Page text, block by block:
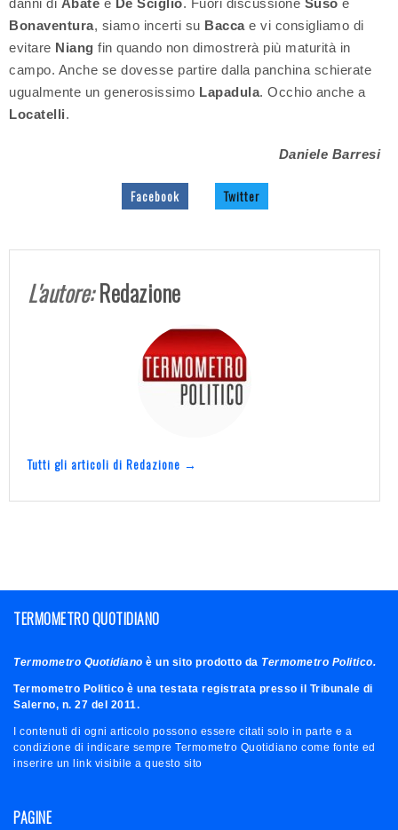
danni di Abate e De Sciglio. Fuori discussione Suso e
Bonaventura, siamo incerti su Baccae vi consigliamo di
evitare Niang fin quando non dimostrerà più maturità in
campo. Anche se dovesse partire dalla panchina schierate
ugualmente un generosissimo Lapadula. Occhio anche a
Locatelli.
Daniele Barresi
Facebook Twitter
L'autore:Redazione
Tutti gli articoli di Redazione →
TERMOMETRO QUOTIDIANO
Termometro Quotidiano è un sito prodotto da Termometro Politico.
Termometro Politico è una testata registrata presso il Tribunale di
Salerno, n. 27 del 2011.
I contenuti di ogni articolo possono essere citati solo in parte e a
condizione di indicare sempre Termometro Quotidiano come fonte ed
inserire un link visibile a questo sito
PAGINE